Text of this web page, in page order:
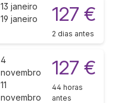
13 janeiro
19 janeiro
127 €
2 dias antes
4
novembro
11
novembro
127 €
44 horas
antes